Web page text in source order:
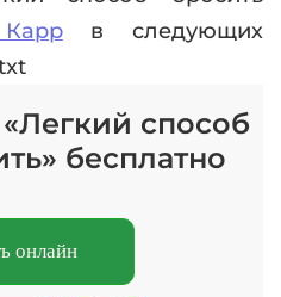
в следующих
способ
бесплатно
онлайн